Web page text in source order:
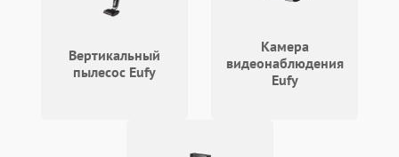
Вертикальный
пылесос Eufy
Камера
видеонаблюдения
Eufy